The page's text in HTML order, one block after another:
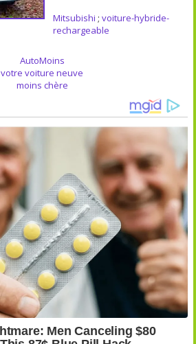
Mitsubishi ; voiture-hybride-
rechargeable
AutoMoins
votre voiture neuve
moins chère